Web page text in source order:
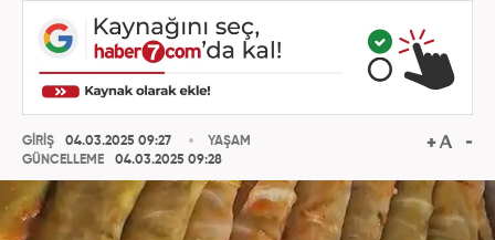
GİRİŞ
04.03.2025 09:27
GÜNCELLEME
04.03.2025 09:28
YAŞAM